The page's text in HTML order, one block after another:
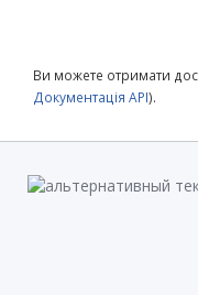
Ви можете отримати
Документація API).